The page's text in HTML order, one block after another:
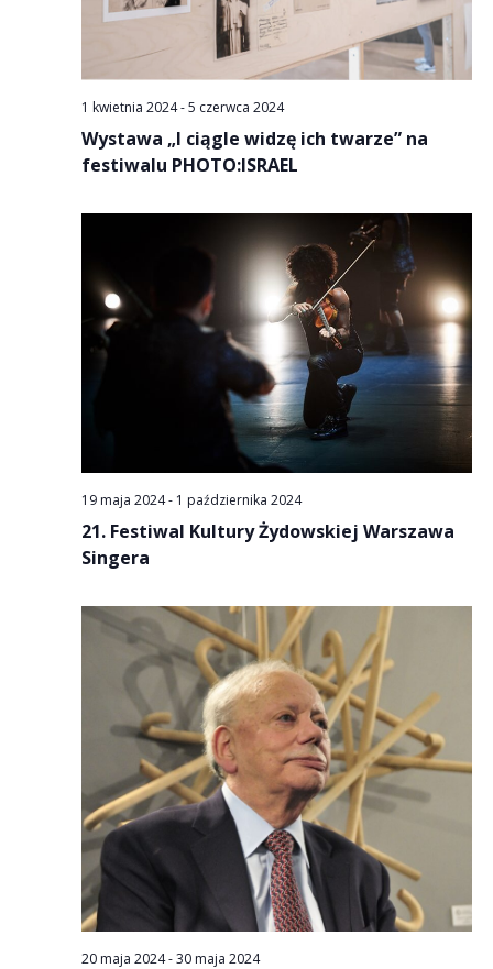
1 kwietnia 2024-5 czerwca 2024
Wystawa „I ciągle widzę ich twarze” na
festiwalu PHOTO:ISRAEL
19 maja 2024- 1 października 2024
21. Festiwal Kultury Żydowskiej Warszawa
Singera
20 maja 2024-30 maja 2024